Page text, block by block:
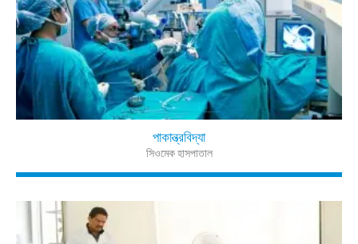
পাকান্ত্রবিদ্যা
সিওমেক হাসপাতাল